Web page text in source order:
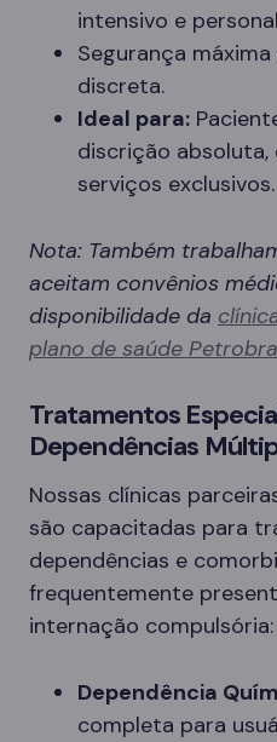
intensivo e
Segurança
discreta.
Ideal para:
discrição
serviços exclusivos.
Nota: Também
aceitam convênios
disponibilidade da
plano de saúde
Tratamentos
Dependências
Nossas clínicas
são capacitadas para
dependências e
frequentemente
internação compulsória:
Dependência
completa para